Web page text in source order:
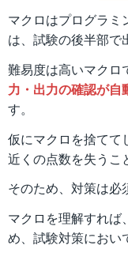
マクロはプログラミ
は、試験の後半部で
難易度は高いマクロ
力・出力の確認が自
す。
仮にマクロを捨てて
近くの点数を失うこ
そのため、対策は必
マクロを理解すれば、
め、試験対策におい